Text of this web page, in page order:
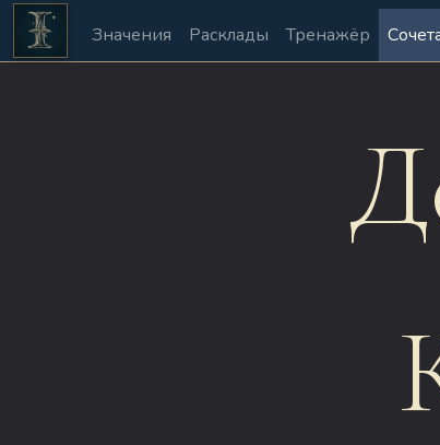
Значения Расклады Тренажёр